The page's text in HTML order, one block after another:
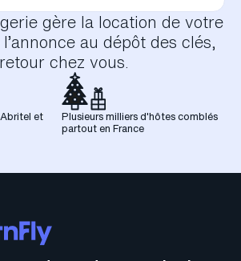
gère la location de votre
au dépôt des clés,
chez vous.
et
Plusieurs milliers d'hôtes comblés
partout en France